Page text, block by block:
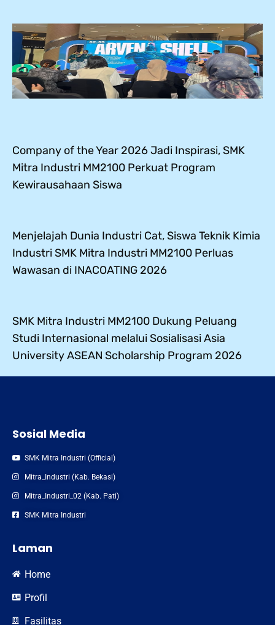
Company of the Year 2026 Jadi Inspirasi, SMK
Mitra Industri MM2100 Perkuat Program
Kewirausahaan Siswa
Menjelajah Dunia Industri Cat, Siswa Teknik Kimia
Industri SMK Mitra Industri MM2100 Perluas
Wawasan di INACOATING 2026
SMK Mitra Industri MM2100 Dukung Peluang
Studi Internasional melalui Sosialisasi Asia
University ASEAN Scholarship Program 2026
Sosial Media
SMK Mitra Industri (Official)
Mitra_Industri (Kab. Bekasi)
Mitra_Industri_02 (Kab. Pati)
SMK Mitra Industri
Laman
Home
Profil
Fasilitas